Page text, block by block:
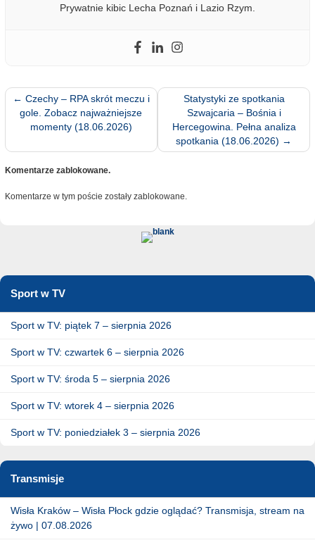
Prywatnie kibic Lecha Poznań i Lazio Rzym.
← Czechy – RPA skrót meczu i
gole. Zobacz najważniejsze
momenty (18.06.2026)
Statystyki ze spotkania
Szwajcaria – Bośnia i
Hercegowina. Pełna analiza
spotkania (18.06.2026) →
Komentarze zablokowane.
Komentarze w tym poście zostały zablokowane.
Sport w TV
Sport w TV: piątek 7 – sierpnia 2026
Sport w TV: czwartek 6 – sierpnia 2026
Sport w TV: środa 5 – sierpnia 2026
Sport w TV: wtorek 4 – sierpnia 2026
Sport w TV: poniedziałek 3 – sierpnia 2026
Transmisje
Wisła Kraków – Wisła Płock gdzie oglądać? Transmisja, stream na
żywo | 07.08.2026